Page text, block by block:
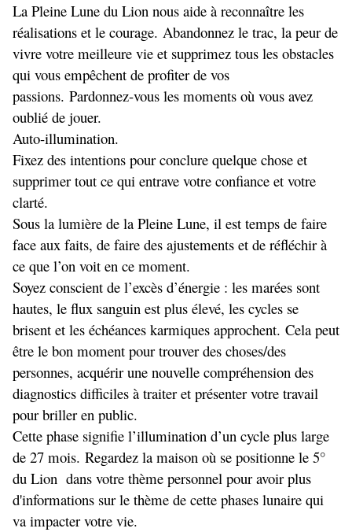
La Pleine Lune du Lion nous aide à reconnaître les
réalisations et le courage. Abandonnez le trac, la peur de
vivre votre meilleure vie et supprimez tous les obstacles
qui vous empêchent de profiter de vos
passions. Pardonnez-vous les moments où vous avez
oublié de jouer.
Auto-illumination.
Fixez des intentions pour conclure quelque chose et
supprimer tout ce qui entrave votre confiance et votre
clarté.
Sous la lumière de la Pleine Lune, il est temps de faire
face aux faits, de faire des ajustements et de réfléchir à
ce que l’on voit en ce moment.
Soyez conscient de l’excès d’énergie : les marées sont
hautes, le flux sanguin est plus élevé, les cycles se
brisent et les échéances karmiques approchent. Cela peut
être le bon moment pour trouver des choses/des
personnes, acquérir une nouvelle compréhension des
diagnostics difficiles à traiter et présenter votre travail
pour briller en public.
Cette phase signifie l’illumination d’un cycle plus large
de 27 mois. Regardez la maison où se positionne le 5°
du Lion dans votre thème personnel pour avoir plus
d'informations sur le thème de cette phases lunaire qui
va impacter votre vie.